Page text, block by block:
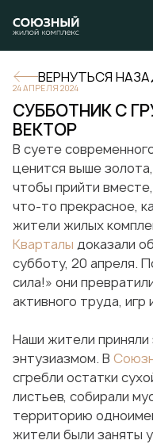
ВЕРНУТЬСЯ
24 АПРЕЛЯ 2024
СУББОТНИК С
ВЕКТОР
В суете
ценится выше
чтобы прийти
что-то прекрасное,
жители жилых
Кварталы доказали
субботу, 20 апреля.
сила!» они
активного труда,
Наши жители
энтузиазмом. В
сгребли остатки
листьев, собирали
территорию
жители были заняты